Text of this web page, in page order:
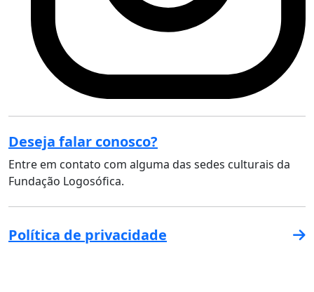
Deseja falar conosco?
Entre em contato com alguma das sedes culturais da
Fundação Logosófica.
Política de privacidade